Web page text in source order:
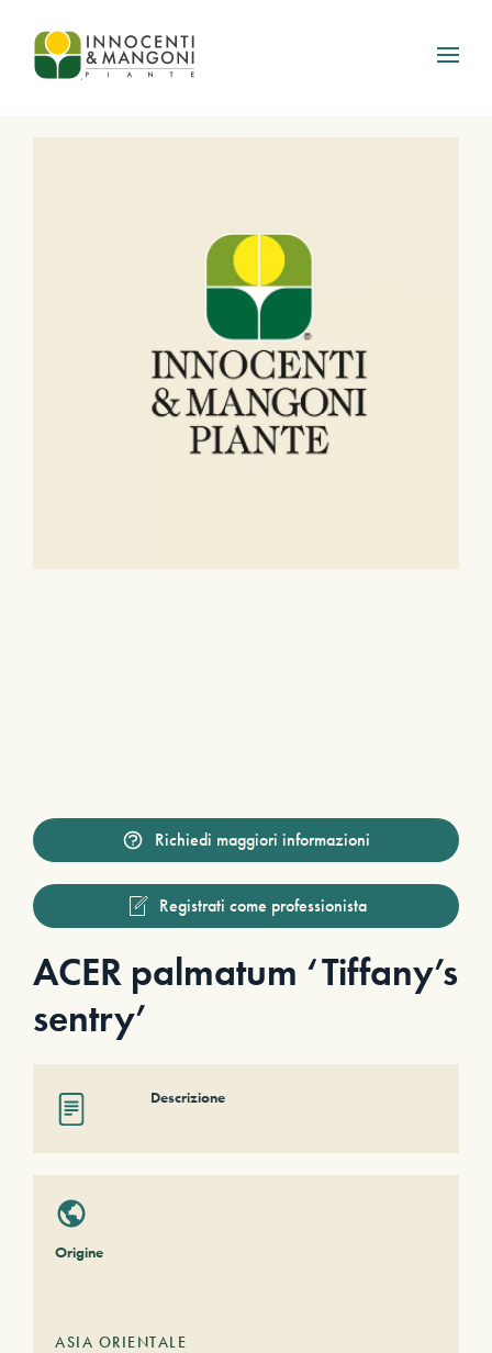
Skip to main content
Richiedi maggiori informazioni
Registrati come professionista
ACER palmatum ‘Tiffany’s
sentry’
Descrizione
Origine
ASIA ORIENTALE